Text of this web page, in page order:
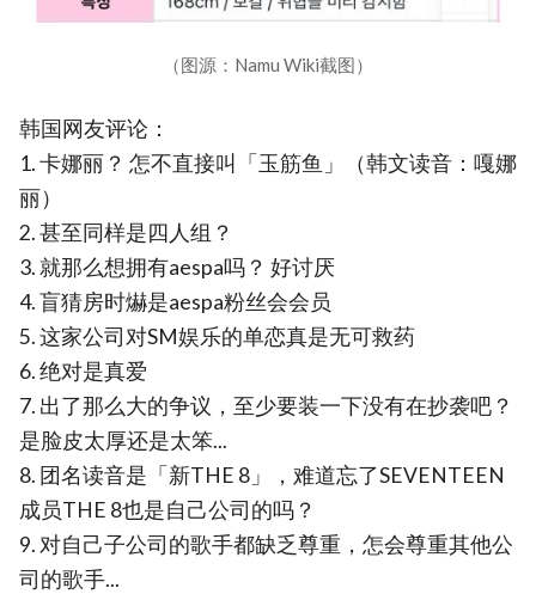
（图源：Namu Wiki截图）
韩国网友评论：
1. 卡娜丽？ 怎不直接叫「玉筋鱼」（韩文读音：嘎娜
丽）
2. 甚至同样是四人组？
3. 就那么想拥有aespa吗？ 好讨厌
4. 盲猜房时爀是aespa粉丝会会员
5. 这家公司对SM娱乐的单恋真是无可救药
6. 绝对是真爱
7. 出了那么大的争议，至少要装一下没有在抄袭吧？
是脸皮太厚还是太笨...
8. 团名读音是「新THE 8」，难道忘了SEVENTEEN
成员THE 8也是自己公司的吗？
9. 对自己子公司的歌手都缺乏尊重，怎会尊重其他公
司的歌手...